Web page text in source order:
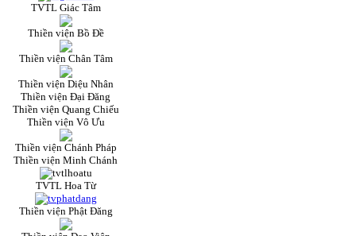
TVTL Giác Tâm
Thiền viện Bồ Đề
Thiền viện Chân Tâm
Thiền viện Diệu Nhân
Thiền viện Đại Đăng
Thiền viện Quang Chiếu
Thiền viện Vô Ưu
Thiền viện Chánh Pháp
Thiền viện Minh Chánh
TVTL Hoa Từ
Thiền viện Phật Đăng